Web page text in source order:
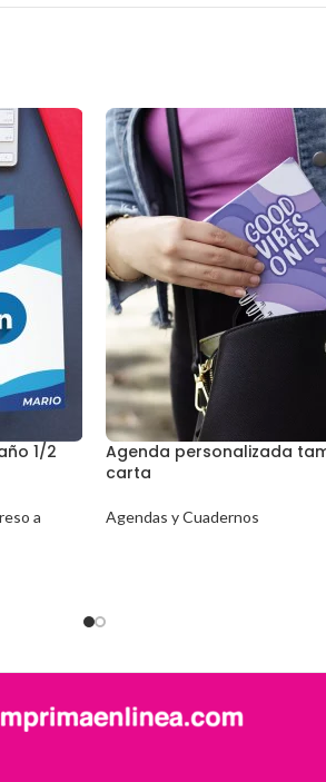
1/2
a
Agenda personalizada
carta
Agendas y Cuadernos